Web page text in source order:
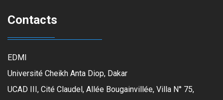
Contacts
EDMI
Université Cheikh Anta Diop, Dakar
UCAD III, Cité Claudel, Allée Bougainvillée, Villa N° 75,